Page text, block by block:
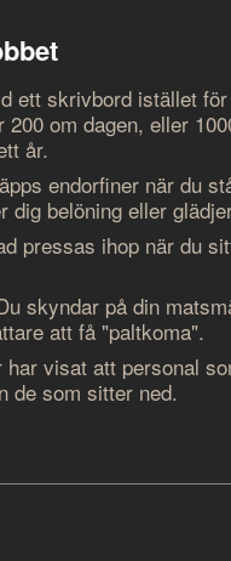
ett skrivbord istället
om dagen, eller
år.
endorfiner när du
dig belöning eller
pressas ihop när du
skyndar på din
att få "paltkoma".
visat att personal
de som sitter ned.